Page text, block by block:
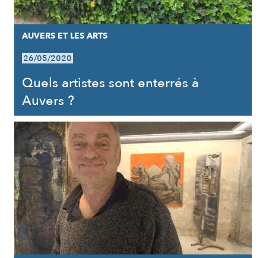
AUVERS ET LES ARTS
26/05/2020
Quels artistes sont enterrés à
Auvers ?